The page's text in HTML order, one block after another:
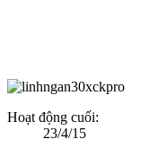
Hoạt động cuối:
23/4/15